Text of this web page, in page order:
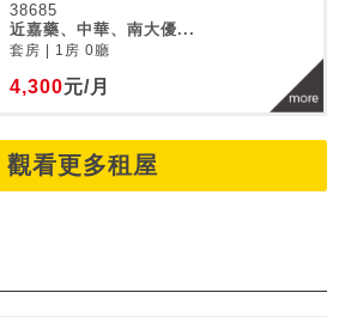
38685
近嘉藥、中華、南大優...
套房 | 1房 0廳
4,300元/月
觀看更多租屋